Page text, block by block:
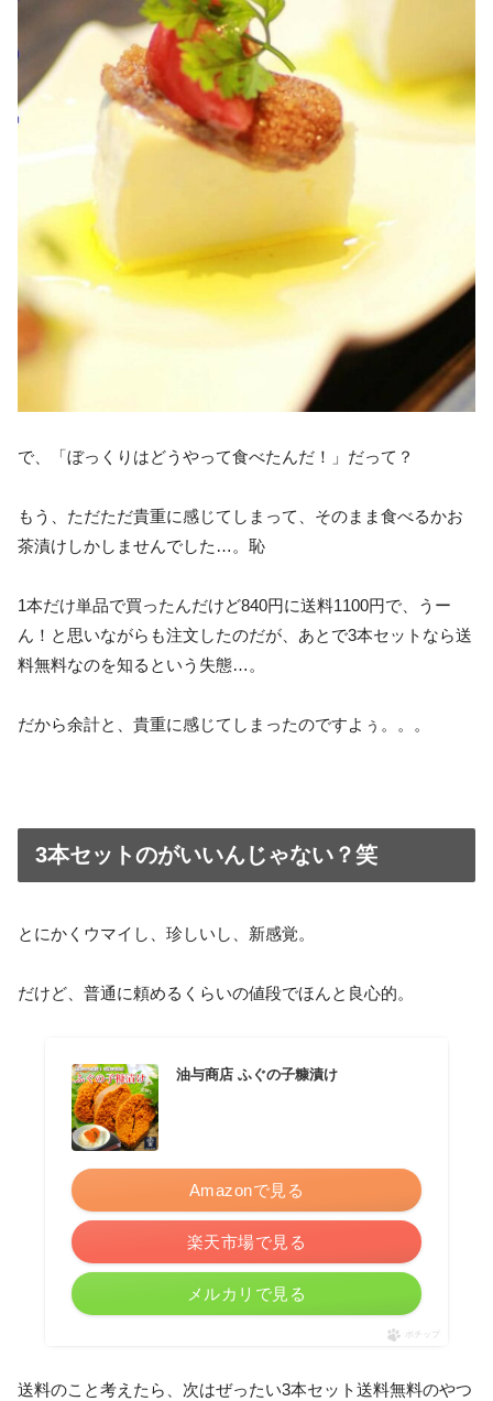
で、「ぼっくりはどうやって食べたんだ！」だって？
もう、ただただ貴重に感じてしまって、そのまま食べるかお
茶漬けしかしませんでした…。恥
1本だけ単品で買ったんだけど840円に送料1100円で、うー
ん！と思いながらも注文したのだが、あとで3本セットなら送
料無料なのを知るという失態…。
だから余計と、貴重に感じてしまったのですよぅ。。。
3本セットのがいいんじゃない？笑
とにかくウマイし、珍しいし、新感覚。
だけど、普通に頼めるくらいの値段でほんと良心的。
油与商店 ふぐの子糠漬け
Amazonで見る
楽天市場で見る
メルカリで見る
ポチップ
送料のこと考えたら、次はぜったい3本セット送料無料のやつ